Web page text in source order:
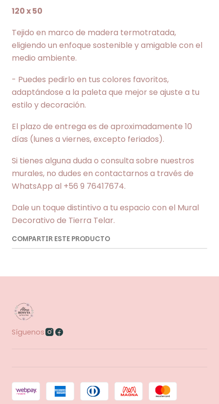
120 x 50
Tejido en marco de madera termotratada,
eligiendo un enfoque sostenible y amigable con el
medio ambiente.
- Puedes pedirlo en tus colores favoritos,
adaptándose a la paleta que mejor se ajuste a tu
estilo y decoración.
El plazo de entrega es de aproximadamente 10
días (lunes a viernes, excepto feriados).
Si tienes alguna duda o consulta sobre nuestros
murales, no dudes en contactarnos a través de
WhatsApp al +56 9 76417674.
Dale un toque distintivo a tu espacio con el Mural
Decorativo de Tierra Telar.
COMPARTIR ESTE PRODUCTO
Síguenos